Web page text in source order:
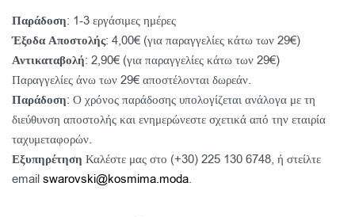
Παράδοση: 1-3 εργάσιμες ημέρες
Έξοδα Αποστολής: 4,00€ (για παραγγελίες κάτω των 29€)
Αντικαταβολή: 2,90€ (για παραγγελίες κάτω των 29€)
Παραγγελίες άνω των 29€ αποστέλονται δωρεάν.
Παράδοση: Ο χρόνος παράδοσης υπολογίζεται ανάλογα με τη
διεύθυνση αποστολής και ενημερώνεστε σχετικά από την εταιρία
ταχυμεταφορών.
Εξυπηρέτηση Καλέστε μας στο (+30) 225 130 6748, ή στείλτε
email swarovski@kosmima.moda.